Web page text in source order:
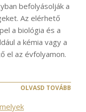
befolyásolják a
Az elérhető
a biológia és a
a kémia vagy a
el az évfolyamon.
OLVASD TOVÁBB